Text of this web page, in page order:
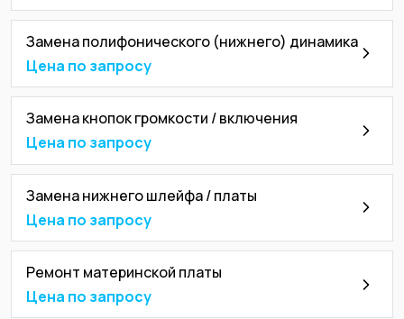
Замена полифонического (нижнего) динамика
Цена по запросу
Замена кнопок громкости / включения
Цена по запросу
Замена нижнего шлейфа / платы
Цена по запросу
Ремонт материнской платы
Цена по запросу